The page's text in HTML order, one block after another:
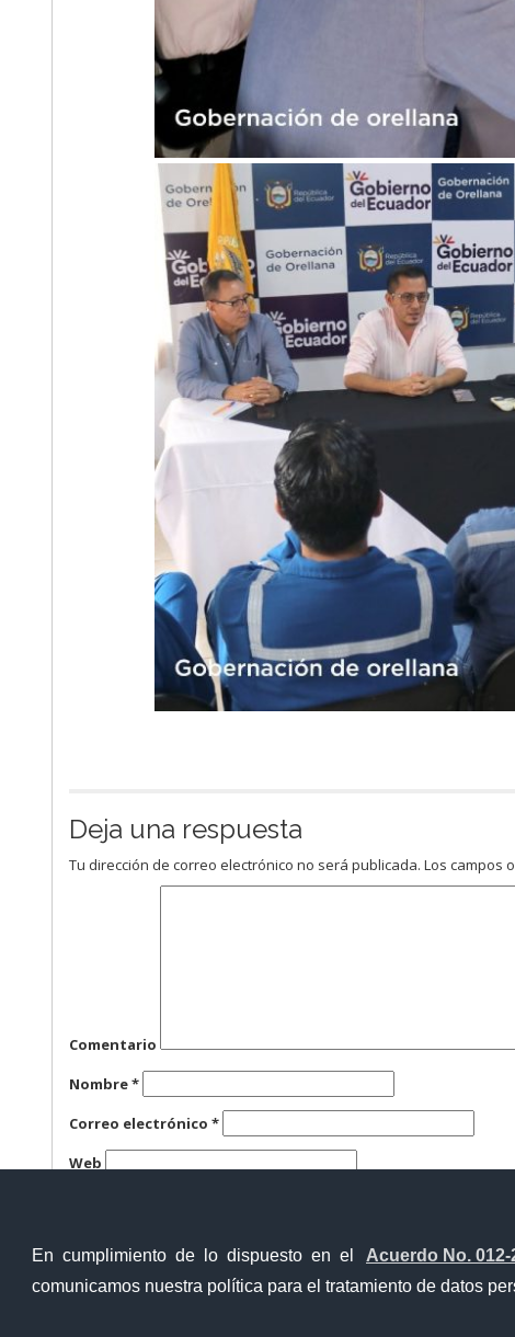
En cumplimiento de lo dispuesto en el Acuerdo No. 012-
comunicamos nuestra política para el tratamiento de datos
Deja una respuesta
Tu dirección de correo electrónico no será publicada. Los campos
Comentario
Nombre*
Correo electrónico*
Web